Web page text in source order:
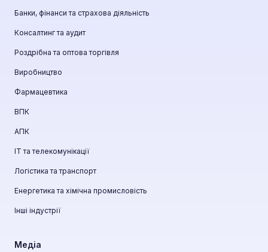
Банки, фінанси та страхова діяльність
Консалтинг та аудит
Роздрібна та оптова торгівля
Виробництво
Фармацевтика
ВПК
АПК
ІТ та телекомунікації
Логістика та транспорт
Енергетика та хімічна промисловість
Інші індустрії
Медіа